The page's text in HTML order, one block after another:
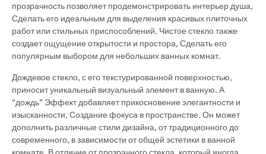
прозрачность позволяет продемонстрировать интерьер душа,
Сделать его идеальным для выделения красивых плиточных
работ или стильных приспособлений. Чистое стекло также
создает ощущение открытости и простора, Сделать его
популярным выбором для небольших ванных комнат.
Дождевое стекло, с его текстурированной поверхностью,
приносит уникальный визуальный элемент в ванную. А
“дождь” Эффект добавляет прикосновение элегантности и
изысканности, Создание фокуса в пространстве. Он может
дополнить различные стили дизайна, от традиционного до
современного, в зависимости от общей эстетики в ванной